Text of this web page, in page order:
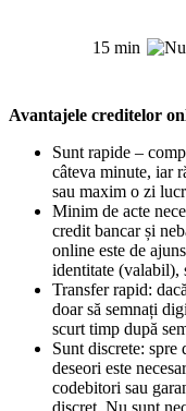
15 min
Avantajele creditelor
Sunt rapide –
câteva minute, iar
sau maxim o zi
Minim de acte
credit bancar și
online este de
identitate (valabil),
Transfer rapid:
doar să semnați
scurt timp după
Sunt discrete: spre
deseori este
codebitori sau